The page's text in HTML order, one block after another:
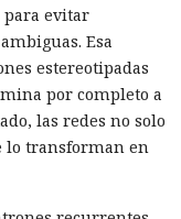
para evitar
Esa
estereotipadas
por completo a
las redes no solo
lo transforman en